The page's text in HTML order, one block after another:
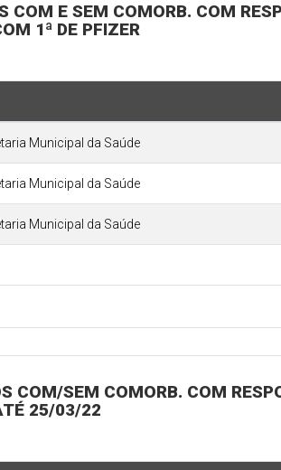
COM E SEM COMORB. COM
1ª DE PFIZER
Municipal da Saúde
Municipal da Saúde
Municipal da Saúde
SEM COMORB. COM
25/03/22